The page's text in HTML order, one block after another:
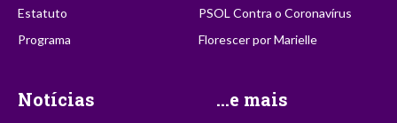
Estatuto
Programa
PSOL Contra o Coronavírus
Florescer por Marielle
Notícias ...e mais